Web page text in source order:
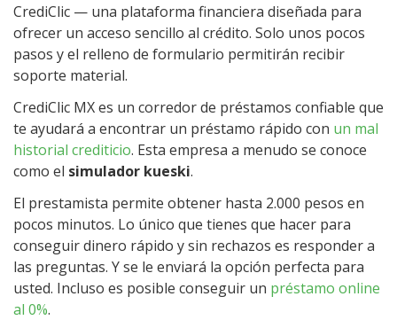
CrediClic — una plataforma financiera diseñada para
ofrecer un acceso sencillo al crédito. Solo unos pocos
pasos y el relleno de formulario permitirán recibir
soporte material.
CrediClic MX es un corredor de préstamos confiable que
te ayudará a encontrar un préstamo rápido con un mal
historial crediticio. Esta empresa a menudo se conoce
como el simulador kueski.
El prestamista permite obtener hasta 2.000 pesos en
pocos minutos. Lo único que tienes que hacer para
conseguir dinero rápido y sin rechazos es responder a
las preguntas. Y se le enviará la opción perfecta para
usted. Incluso es posible conseguir un préstamo online
al 0%.